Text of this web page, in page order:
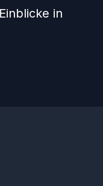
in